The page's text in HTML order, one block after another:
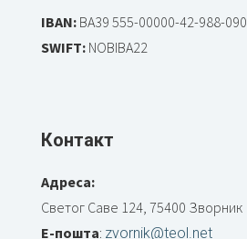
IBAN:BA39 555-00000-42-988-090
SWIFT:NOBIBA22
Контакт
Адреса:
Светог Саве 124, 75400 Зворник
Е-пошта: zvornik@teol.net